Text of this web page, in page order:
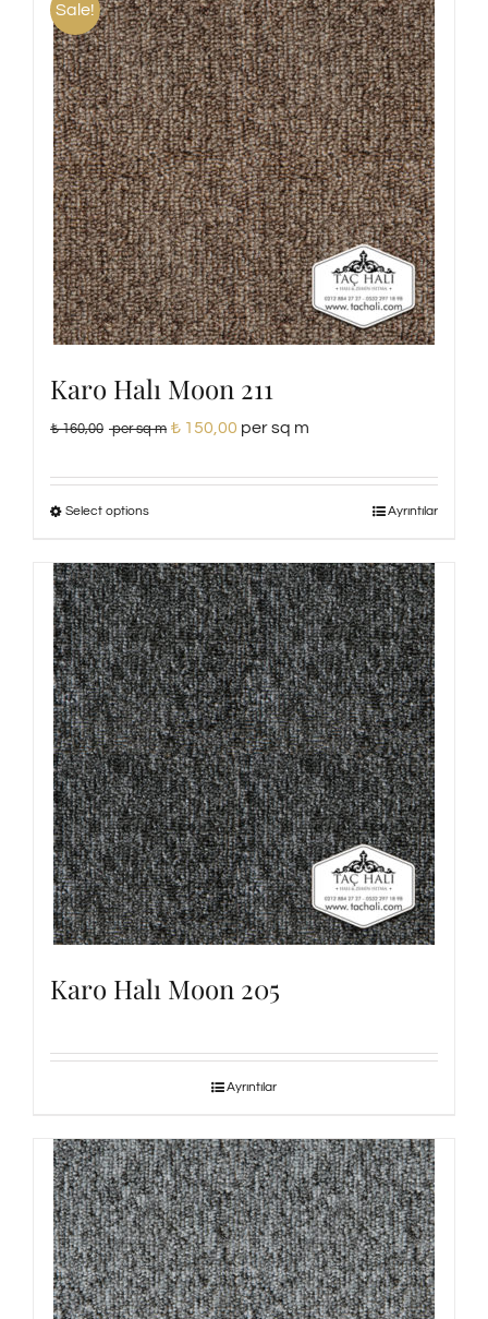
Sale!
Karo Halı Moon 211
₺160,00 per sq m ₺ 150,00 per sq m
Select options Ayrıntılar
Karo Halı Moon 205
Ayrıntılar